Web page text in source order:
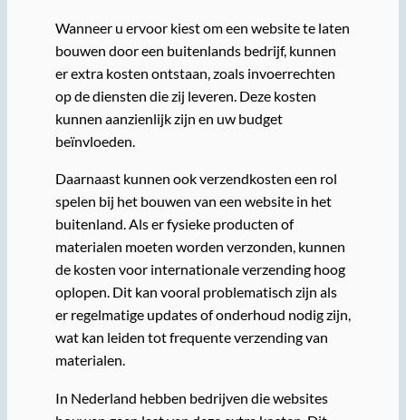
Wanneer u ervoor kiest om een website te laten
bouwen door een buitenlands bedrijf, kunnen
er extra kosten ontstaan, zoals invoerrechten
op de diensten die zij leveren. Deze kosten
kunnen aanzienlijk zijn en uw budget
beïnvloeden.
Daarnaast kunnen ook verzendkosten een rol
spelen bij het bouwen van een website in het
buitenland. Als er fysieke producten of
materialen moeten worden verzonden, kunnen
de kosten voor internationale verzending hoog
oplopen. Dit kan vooral problematisch zijn als
er regelmatige updates of onderhoud nodig zijn,
wat kan leiden tot frequente verzending van
materialen.
In Nederland hebben bedrijven die websites